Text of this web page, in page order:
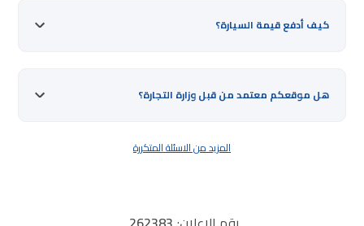
كيف أدفع قيمة السيارة؟
هل موقعكم معتمد من قبل وزارة التجارة؟
المزيد من الاسئلة المتكررة